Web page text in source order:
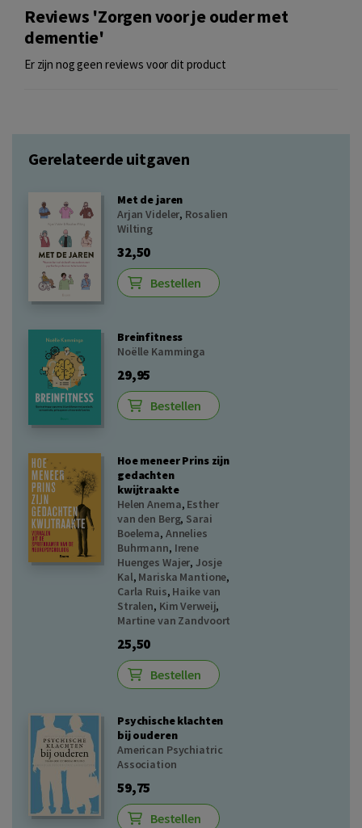
Reviews 'Zorgen voor je ouder met
dementie'
Er zijn nog geen reviews voor dit product
Gerelateerde uitgaven
Met de jaren
Arjan Videler, Rosalien
Wilting
32,50
Bestellen
Breinfitness
Noëlle Kamminga
29,95
Bestellen
Hoe meneer Prins zijn
gedachten
kwijtraakte
Helen Anema, Esther
van den Berg, Sarai
Boelema, Annelies
Buhrmann, Irene
Huenges Wajer,Josje
Kal, Mariska Mantione,
Carla Ruis, Haike van
Stralen, Kim Verweij,
Martine van Zandvoort
25,50
Bestellen
Psychische klachten
bij ouderen
American Psychiatric
Association
59,75
Bestellen